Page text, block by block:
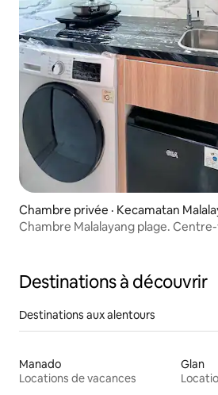
Chambre privée · Kecamatan
Chambre Malalayang plage.
Destinations à découvrir
Destinations aux alentours
Manado
Locations de vacances
Glan